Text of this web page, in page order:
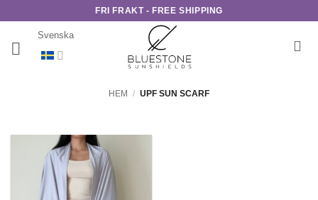
content
FRI FRAKT - FREE SHIPPING
Svenska
HEM / UPF SUN SCARF